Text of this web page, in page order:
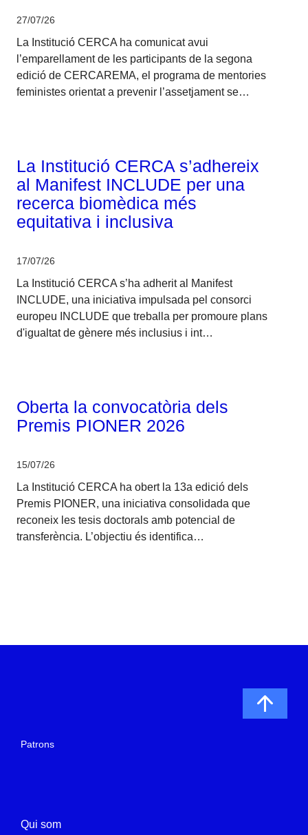
27/07/26
La Institució CERCA ha comunicat avui
l’emparellament de les participants de la segona
edició de CERCAREMA, el programa de mentories
feministes orientat a prevenir l’assetjament se…
La Institució CERCA s’adhereix
al Manifest INCLUDE per una
recerca biomèdica més
equitativa i inclusiva
17/07/26
La Institució CERCA s’ha adherit al Manifest
INCLUDE, una iniciativa impulsada pel consorci
europeu INCLUDE que treballa per promoure plans
d'igualtat de gènere més inclusius i int…
Oberta la convocatòria dels
Premis PIONER 2026
15/07/26
La Institució CERCA ha obert la 13a edició dels
Premis PIONER, una iniciativa consolidada que
reconeix les tesis doctorals amb potencial de
transferència. L’objectiu és identifica…
Patrons
Qui som